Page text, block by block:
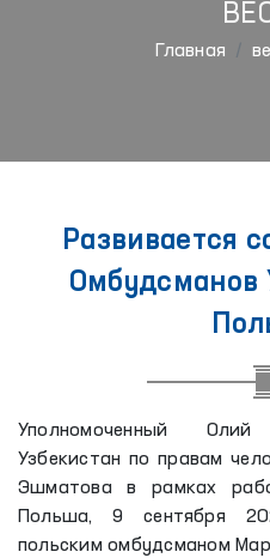
Главная
Развивается
Омбудсманов
Уполномоченный
Узбекистан по правам
Эшматова в рамках
Польша, 9 сентября
польским омбудсманом